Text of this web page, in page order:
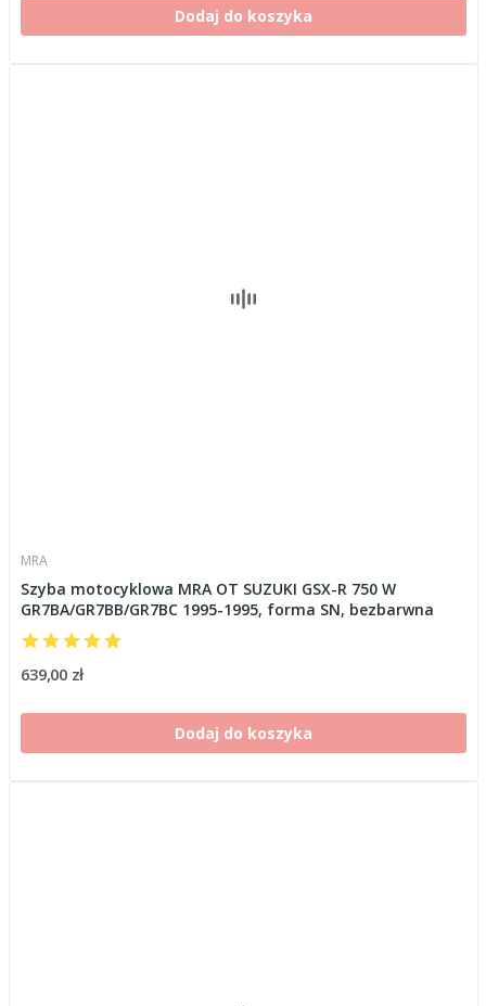
Dodaj do koszyka
MRA
Szyba motocyklowa MRA OT SUZUKI GSX-R 750 W
GR7BA/GR7BB/GR7BC 1995-1995, forma SN, bezbarwna
639,00 zł
Dodaj do koszyka